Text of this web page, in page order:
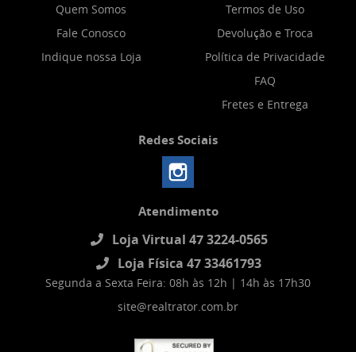
Quem Somos
Fale Conosco
Indique nossa Loja
Termos de Uso
Devolução e Troca
Política de Privacidade
FAQ
Fretes e Entrega
Redes Sociais
Atendimento
Loja Virtual 47 3224-0565
Loja Física 47 33461793
Segunda a Sexta Feira: 08h às 12h | 14h às 17h30
site@realtrator.com.br